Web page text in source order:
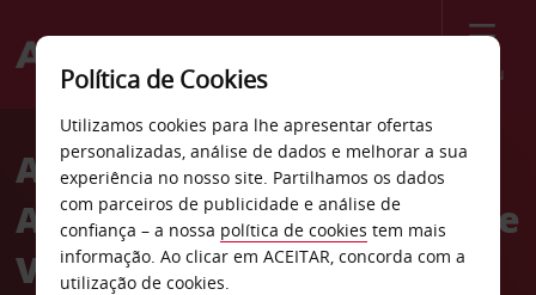
Menu
Welcome
AvisAluguer de carros
Aeroporto Internacional de
Vandalia
Política de Cookies
Utilizamos cookies para lhe apresentar ofertas
personalizadas, análise de dados e melhorar a sua
experiência no nosso site. Partilhamos os dados
com parceiros de publicidade e análise de
confiança – a nossa política de cookies tem mais
informação. Ao clicar em ACEITAR, concorda com a
utilização de cookies.